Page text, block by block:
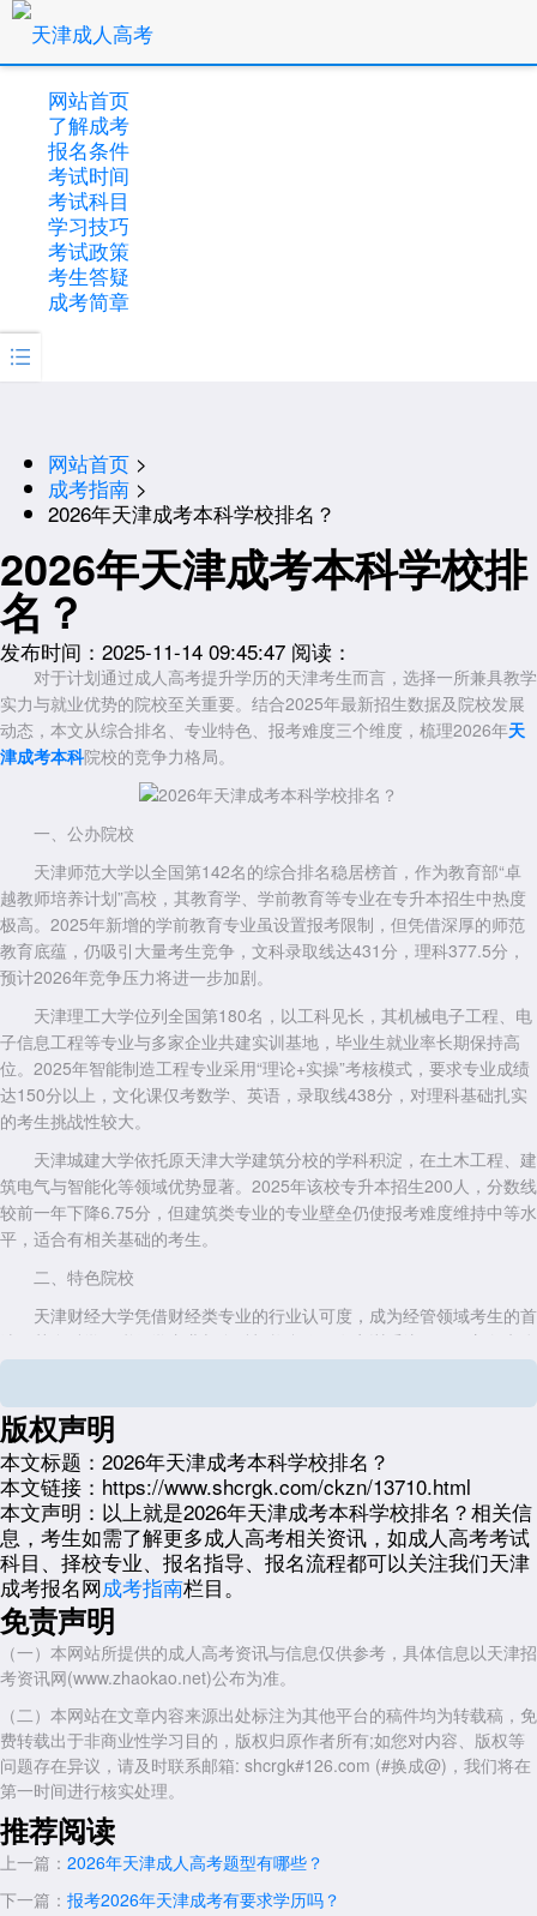
网站首页
了解成考
报名条件
考试时间
考试科目
学习技巧
考试政策
考生答疑
成考简章

网站首页 >
成考指南 >
2026年天津成考本科学校排名？
2026年天津成考本科学校排
名？
发布时间：2025-11-14 09:45:47 阅读：
对于计划通过成人高考提升学历的天津考生而言，选择一所兼具教学
实力与就业优势的院校至关重要。结合2025年最新招生数据及院校发展
动态，本文从综合排名、专业特色、报考难度三个维度，梳理2026年天
津成考本科院校的竞争力格局。
一、公办院校
天津师范大学以全国第142名的综合排名稳居榜首，作为教育部“卓
越教师培养计划”高校，其教育学、学前教育等专业在专升本招生中热度
极高。2025年新增的学前教育专业虽设置报考限制，但凭借深厚的师范
教育底蕴，仍吸引大量考生竞争，文科录取线达431分，理科377.5分，
预计2026年竞争压力将进一步加剧。
天津理工大学位列全国第180名，以工科见长，其机械电子工程、电
子信息工程等专业与多家企业共建实训基地，毕业生就业率长期保持高
位。2025年智能制造工程专业采用“理论+实操”考核模式，要求专业成绩
达150分以上，文化课仅考数学、英语，录取线438分，对理科基础扎实
的考生挑战性较大。
天津城建大学依托原天津大学建筑分校的学科积淀，在土木工程、建
筑电气与智能化等领域优势显著。2025年该校专升本招生200人，分数线
较前一年下降6.75分，但建筑类专业的专业壁垒仍使报考难度维持中等水
平，适合有相关基础的考生。
二、特色院校
天津财经大学凭借财经类专业的行业认可度，成为经管领域考生的首
选。其金融学、税收学专业与金融机构合作开发实训系统，CFA方向班连
续三年保持100%通过率。2025年专升本招生550人，除学前教育外均无
数线呈上涨趋势。
天津中德应用技术大学作为天津市政府重点建设的应用技术型高校，
机械、电子、自动化等专业配备德国标准实训设备，毕业生多进入制造业
头部企业。2025年招生330人，所有专业仅限理科生报考，专业匹配度要
求高，但符合条件的考生上岸概率较大。
天津农学院(现天津农业大学)在农业领域实力雄厚，水产养殖学、水
文与水资源工程等专业虽仅限理科生，但因专业冷门，竞争压力较小。
2025年软件工程专业扩招15人，经管类专业则因社会需求大，分数线持
续走高。
三、民办院校
天津仁爱学院以“新工科+产业学院”模式脱颖而出，其动画、化学工
程与工艺专业要求考生具备对口专业背景，动画专业需美术功底，化学工
程仅招理科生。2025年招生规模较小，但专业特色鲜明，适合有明确职
业规划的考生。
天津财经大学珠江学院以“数智财经”为突破口，供应链金融实训系统
被多家金融机构采用。2025年专升本招生涵盖金融学、税收学等热门专
业，无专业限制的工商管理、旅游管理等专业因报考人数多，竞争激烈程
版权声明
本文标题： 2026年天津成考本科学校排名？
本文链接： https://www.shcrgk.com/ckzn/13710.html
本文声明： 以上就是2026年天津成考本科学校排名？相关信
息，考生如需了解更多成人高考相关资讯，如成人高考考试
科目、择校专业、报名指导、报名流程都可以关注我们天津
成考报名网成考指南栏目。
免责声明
（一）本网站所提供的成人高考资讯与信息仅供参考，具体信息以天津招
考资讯网(www.zhaokao.net)公布为准。
（二）本网站在文章内容来源出处标注为其他平台的稿件均为转载稿，免
费转载出于非商业性学习目的，版权归原作者所有;如您对内容、版权等
问题存在异议，请及时联系邮箱: shcrgk#126.com (#换成@)，我们将在
第一时间进行核实处理。
推荐阅读
上一篇： 2026年天津成人高考题型有哪些？
下一篇： 报考2026年天津成考有要求学历吗？